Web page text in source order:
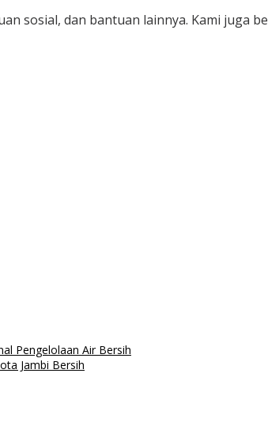
sosial, dan bantuan lainnya. Kami juga
Pengelolaan Air Bersih
Jambi Bersih